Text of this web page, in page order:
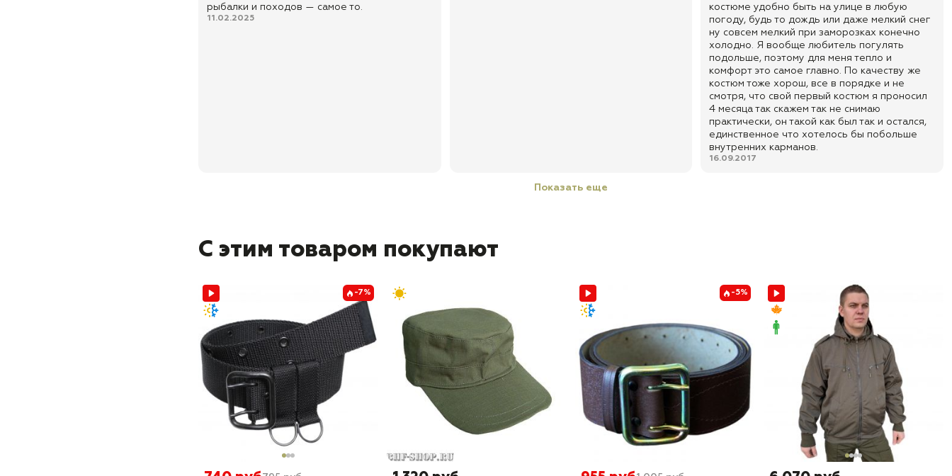
рыбалки и походов — самое то.
11.02.2025
костюме удобно быть на улице в любую
погоду, будь то дождь или даже мелкий снег
ну совсем мелкий при заморозках конечно
холодно. Я вообще любитель погулять
подольше, поэтому для меня тепло и
комфорт это самое главно. По качеству же
костюм тоже хорош, все в порядке и не
смотря, что свой первый костюм я проносил
4 месяца так скажем так не снимаю
практически, он такой как был так и остался,
единственное что хотелось бы побольше
внутренних карманов.
16.09.2017
Показать еще
С этим товаром покупают
-7% -5%